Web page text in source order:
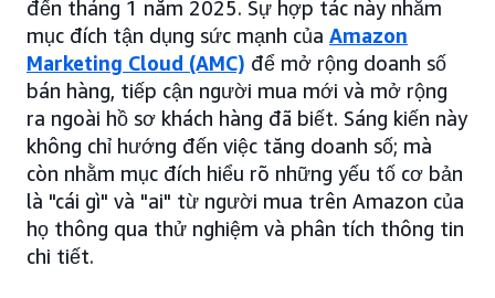
đến tháng 1 năm 2025. Sự hợp tác này nhằm
mục đích tận dụng sức mạnh của Amazon
Marketing Cloud (AMC) để mở rộng doanh số
bán hàng, tiếp cận người mua mới và mở rộng
ra ngoài hồ sơ khách hàng đã biết. Sáng kiến này
không chỉ hướng đến việc tăng doanh số; mà
còn nhằm mục đích hiểu rõ những yếu tố cơ bản
là "cái gì" và "ai" từ người mua trên Amazon của
họ thông qua thử nghiệm và phân tích thông tin
chi tiết.